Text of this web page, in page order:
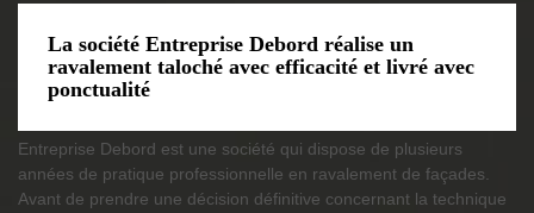
La société Entreprise Debord réalise un
ravalement taloché avec efficacité et livré avec
ponctualité
Entreprise Debord est une société qui dispose de plusieurs
années de pratique professionnelle en ravalement de façades.
Avant de prendre une décision définitive concernant la technique